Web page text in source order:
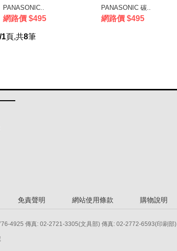
PANASONIC..
網路價 $495
PANASONIC 碳..
網路價 $495
1頁,共8筆
免責聲明 網站使用條款 購物說明
4925 傳真: 02-2721-3305(文具部) 傳真: 02-2772-6593(印刷部)